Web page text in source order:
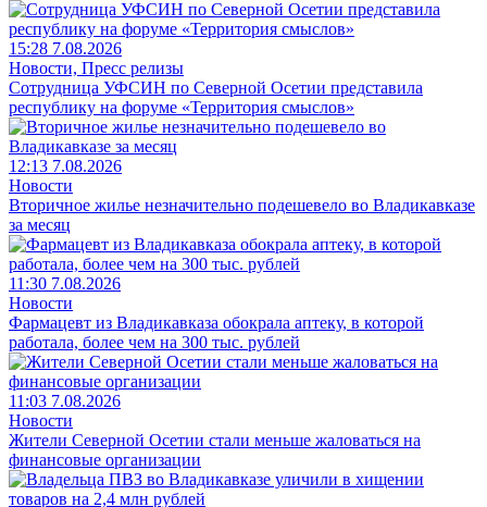
15:28 7.08.2026
Новости, Пресс релизы
Сотрудница УФСИН по Северной Осетии представила
республику на форуме «Территория смыслов»
12:13 7.08.2026
Новости
Вторичное жилье незначительно подешевело во Владикавказе
за месяц
11:30 7.08.2026
Новости
Фармацевт из Владикавказа обокрала аптеку, в которой
работала, более чем на 300 тыс. рублей
11:03 7.08.2026
Новости
Жители Северной Осетии стали меньше жаловаться на
финансовые организации